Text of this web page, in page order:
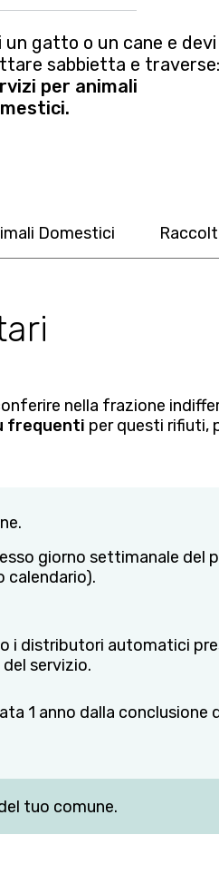
un gatto o un cane e devi
sabbietta e traverse:
per animali
Domestici
nella frazione
frequenti per questi rifiuti,
giorno settimanale del
calendario).
i distributori automatici
servizio.
1 anno dalla
tuo comune.